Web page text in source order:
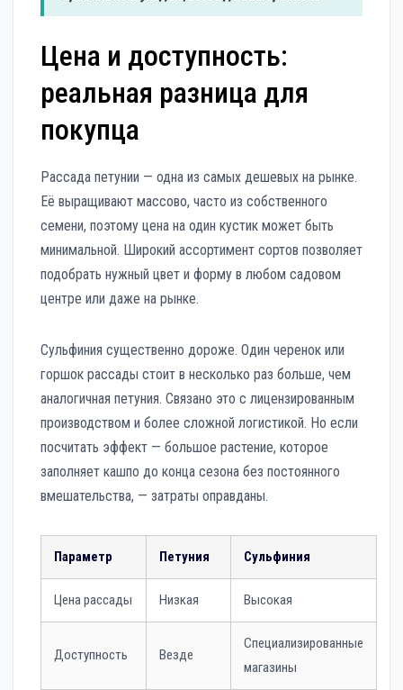
Цена и доступность:
реальная разница для
покупца
Рассада петунии — одна из самых дешевых на рынке.
Её выращивают массово, часто из собственного
семени, поэтому цена на один кустик может быть
минимальной. Широкий ассортимент сортов позволяет
подобрать нужный цвет и форму в любом садовом
центре или даже на рынке.
Сульфиния существенно дороже. Один черенок или
горшок рассады стоит в несколько раз больше, чем
аналогичная петуния. Связано это с лицензированным
производством и более сложной логистикой. Но если
посчитать эффект — большое растение, которое
заполняет кашпо до конца сезона без постоянного
вмешательства, — затраты оправданы.
Параметр Петуния Сульфиния
Цена рассады Низкая Высокая
Доступность Везде
Специализированные
магазины